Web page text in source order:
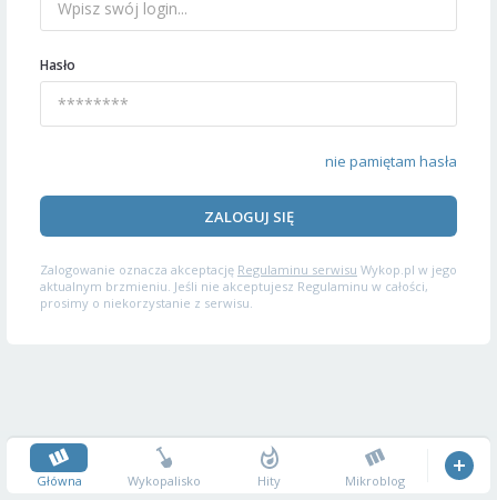
Hasło
nie pamiętam hasła
ZALOGUJ SIĘ
Zalogowanie oznacza akceptację Regulaminu serwisu Wykop.pl w jego
aktualnym brzmieniu. Jeśli nie akceptujesz Regulaminu w całości,
prosimy o niekorzystanie z serwisu.
Główna Wykopalisko Hity Mikroblog